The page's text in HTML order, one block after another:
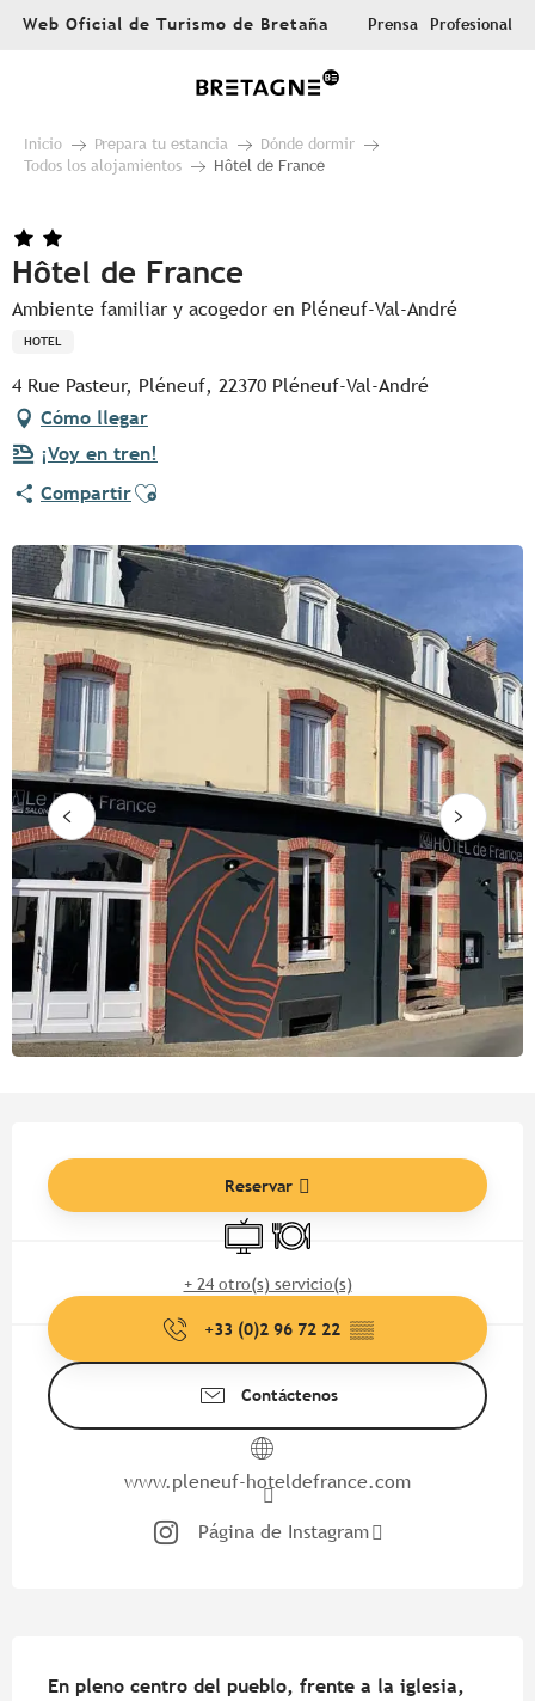
AllerWeb Oficial de Turismo de Bretaña Prensa Profesional
Inicio Prepara tu estancia
Dónde dormir
Todos los alojamientos
Hôtel de France
Hôtel de France
Ambiente familiar y acogedor en Pléneuf-Val-André
HOTEL
4 Rue Pasteur, Pléneuf, 22370 Pléneuf-Val-André
Cómo llegar
¡Voy en tren!
CompartirAjouter aux favoris
Reservar
TelevisiónRestaurante
+ 24 otro(s) servicio(s)
+33 (0)2 96 72 22 ▒▒
Contáctenos
www.pleneuf-hoteldefrance.com
Página de Instagram
En pleno centro del pueblo, frente a la iglesia,